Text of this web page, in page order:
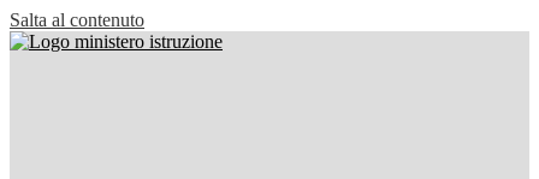
Salta al contenuto